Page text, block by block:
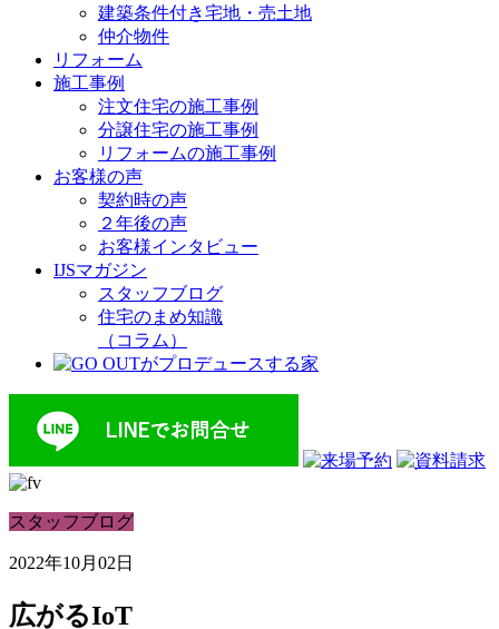
建築条件付き宅地・売土地
仲介物件
リフォーム
施工事例
注文住宅の施工事例
分譲住宅の施工事例
リフォームの施工事例
お客様の声
契約時の声
２年後の声
お客様インタビュー
IJSマガジン
スタッフブログ
住宅のまめ知識
（コラム）
スタッフブログ
2022年10月02日
広がるIoT